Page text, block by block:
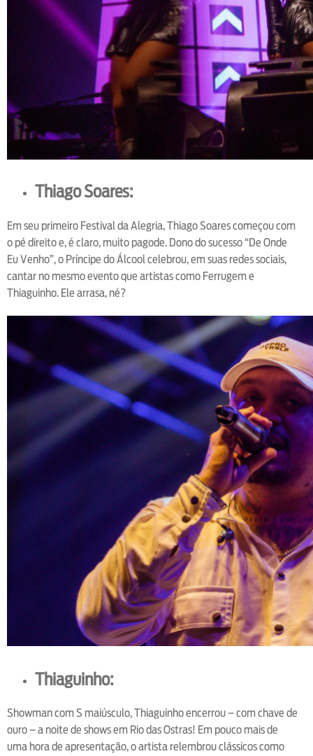
Thiago Soares:
Em seu primeiro Festival da Alegria, Thiago Soares começou com
o pé direito e, é claro, muito pagode. Dono do sucesso “De Onde
Eu Venho”, o Príncipe do Álcool celebrou, em suas redes sociais,
cantar no mesmo evento que artistas como Ferrugem e
Thiaguinho. Ele arrasa, né?
Thiaguinho:
Showman com S maiúsculo, Thiaguinho encerrou – com chave de
ouro – a noite de shows em Rio das Ostras! Em pouco mais de
uma hora de apresentação, o artista relembrou clássicos como